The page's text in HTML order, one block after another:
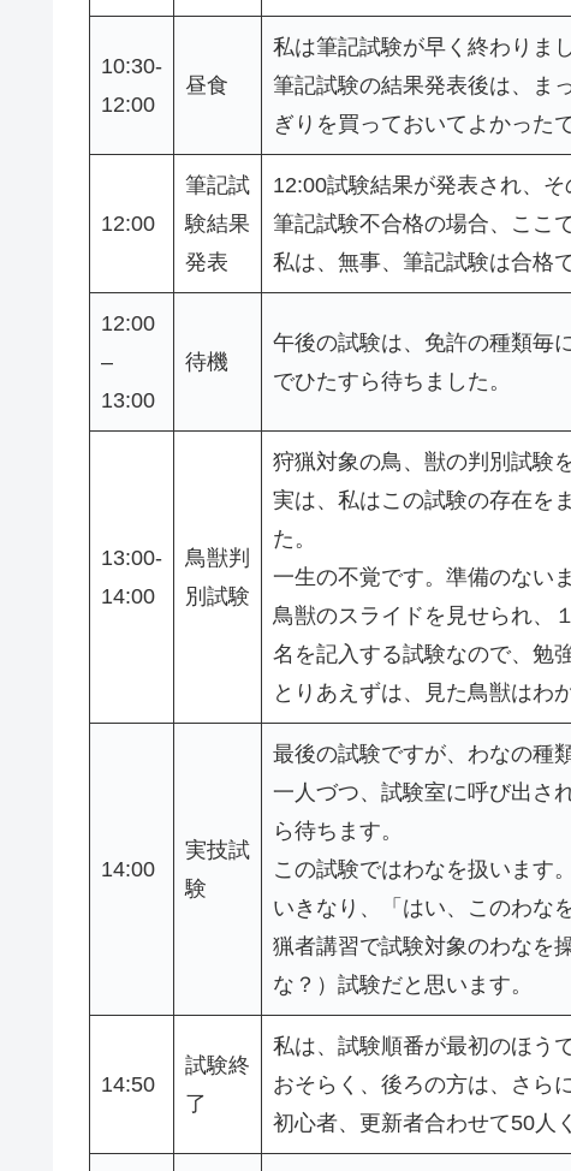
10:30-
12:00
昼食
私は筆記試験が早く終わりま
筆記試験の結果発表後は、ま
ぎりを買っておいてよかったで
12:00
筆記試
験結果
発表
12:00試験結果が発表され、
筆記試験不合格の場合、ここ
私は、無事、筆記試験は合格
12:00
–
13:00
待機
午後の試験は、免許の種類毎
でひたすら待ちました。
13:00-
14:00
鳥獣判
別試験
狩猟対象の鳥、獣の判別試験
実は、私はこの試験の存在を
た。
一生の不覚です。準備のない
鳥獣のスライドを見せられ、
名を記入する試験なので、勉
とりあえずは、見た鳥獣はわ
14:00
実技試
験
最後の試験ですが、わなの種
一人づつ、試験室に呼び出さ
ら待ちます。
この試験ではわなを扱います。
いきなり、「はい、このわな
猟者講習で試験対象のわなを
な？）試験だと思います。
14:50
試験終
了
私は、試験順番が最初のほう
おそらく、後ろの方は、さら
初心者、更新者合わせて50人